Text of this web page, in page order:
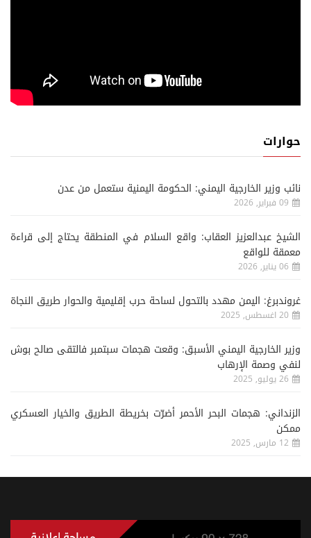
حوارات
نائب وزير الخارجية اليمني: الحكومة اليمنية ستعمل من عدن
09 فبراير, 2026
الشيخ عبدالعزيز العقاب: واقع السلام في المنطقة يحتاج إلى قراءة
معمقة للواقع
06 يناير, 2026
غروندبرغ: اليمن مهدد بالتحول لساحة حرب إقليمية والحوار طريق النجاة
20 اغسطس, 2025
وزير الخارجية اليمني الأسبق: وقعت هجمات سبتمبر فالتقى صالح بوش
لنفي وصمة الإرهاب
26 يوليو, 2025
الزنداني: هجمات البحر الأحمر أضرّت بخريطة الطريق والخيار العسكري
ممكن
12 مارس, 2025